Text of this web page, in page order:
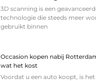
3D scanning is een
technologie die steeds meer
gebruikt binnen
Occasion kopen nabij
wat het kost
Voordat u een auto koopt, is